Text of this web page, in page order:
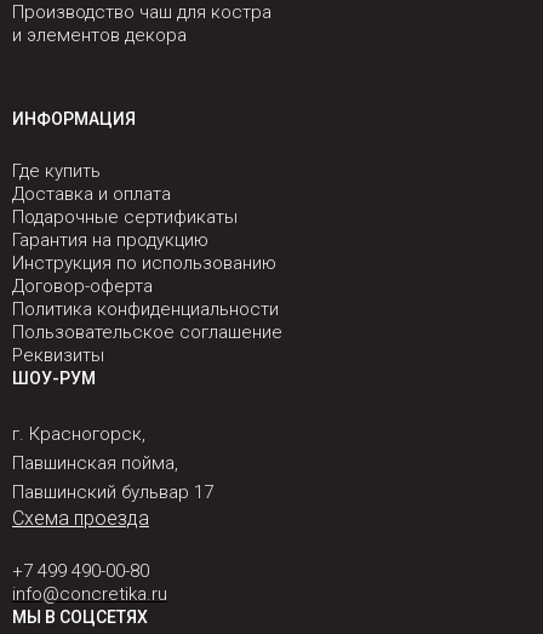
Производство чаш для костра
и элементов декора
ИНФОРМАЦИЯ
Где купить
Доставка и оплата
Подарочные сертификаты
Гарантия на продукцию
Инструкция по использованию
Договор-оферта
Политика конфиденциальности
Пользовательское соглашение
Реквизиты
ШОУ-РУМ
г. Красногорск,
Павшинская пойма,
Павшинский бульвар 17
Схема проезда
+7 499 490-00-80
info@concretika.ru
МЫ В СОЦСЕТЯХ